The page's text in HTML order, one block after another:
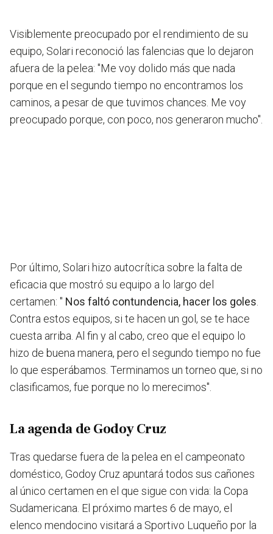
Visiblemente preocupado por el rendimiento de su
equipo, Solari reconoció las falencias que lo dejaron
afuera de la pelea: "Me voy dolido más que nada
porque en el segundo tiempo no encontramos los
caminos, a pesar de que tuvimos chances. Me voy
preocupado porque, con poco, nos generaron mucho".
Por último, Solari hizo autocrítica sobre la falta de
eficacia que mostró su equipo a lo largo del
certamen: " Nos faltó contundencia, hacer los goles
Contra estos equipos, si te hacen un gol, se te hace
cuesta arriba. Al fin y al cabo, creo que el equipo lo
hizo de buena manera, pero el segundo tiempo no fue
lo que esperábamos. Terminamos un torneo que, si no
clasificamos, fue porque no lo merecimos".
La agenda de Godoy Cruz
Tras quedarse fuera de la pelea en el campeonato
doméstico, Godoy Cruz apuntará todos sus cañones
al único certamen en el que sigue con vida: la Copa
Sudamericana. El próximo martes 6 de mayo, el
elenco mendocino visitará a Sportivo Luqueño por la